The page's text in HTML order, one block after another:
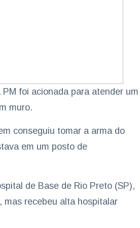
foi acionada para atender um
muro.
conseguiu tomar a arma do
em um posto de
de Base de Rio Preto (SP),
mas recebeu alta hospitalar